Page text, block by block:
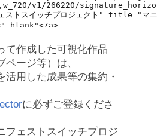
て作成した可視化作品
ページ等）は、
活用した成果等の集約・
に必ずご登録くださ
フェストスイッチプロジ